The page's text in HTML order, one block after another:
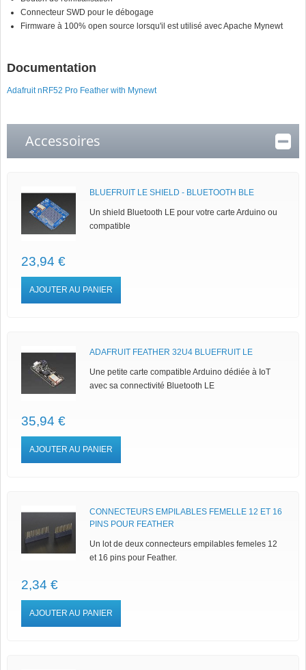
Connecteur SWD pour le débogage
Firmware à 100% open source lorsqu'il est utilisé avec Apache Mynewt
Documentation
Adafruit nRF52 Pro Feather with Mynewt
Accessoires
BLUEFRUIT LE SHIELD - BLUETOOTH BLE
Un shield Bluetooth LE pour votre carte Arduino ou
compatible
23,94 €
AJOUTER AU PANIER
ADAFRUIT FEATHER 32U4 BLUEFRUIT LE
Une petite carte compatible Arduino dédiée à IoT
avec sa connectivité Bluetooth LE
35,94 €
AJOUTER AU PANIER
CONNECTEURS EMPILABLES FEMELLE 12 ET 16
PINS POUR FEATHER
Un lot de deux connecteurs empilables femeles 12
et 16 pins pour Feather.
2,34 €
AJOUTER AU PANIER